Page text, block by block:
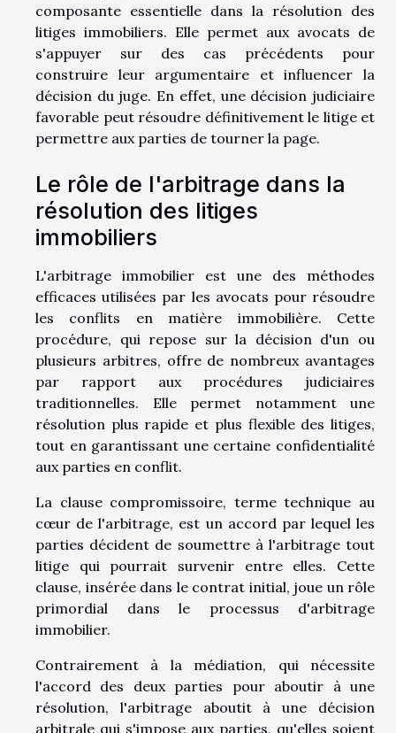
composante essentielle dans la résolution des
litiges immobiliers. Elle permet aux avocats de
s'appuyer sur des cas précédents pour
construire leur argumentaire et influencer la
décision du juge. En effet, une décision judiciaire
favorable peut résoudre définitivement le litige et
permettre aux parties de tourner la page.
Le rôle de l'arbitrage dans la
résolution des litiges
immobiliers
L'arbitrage immobilier est une des méthodes
efficaces utilisées par les avocats pour résoudre
les conflits en matière immobilière. Cette
procédure, qui repose sur la décision d'un ou
plusieurs arbitres, offre de nombreux avantages
par rapport aux procédures judiciaires
traditionnelles. Elle permet notamment une
résolution plus rapide et plus flexible des litiges,
tout en garantissant une certaine confidentialité
aux parties en conflit.
La clause compromissoire, terme technique au
cœur de l'arbitrage, est un accord par lequel les
parties décident de soumettre à l'arbitrage tout
litige qui pourrait survenir entre elles. Cette
clause, insérée dans le contrat initial, joue un rôle
primordial dans le processus d'arbitrage
immobilier.
Contrairement à la médiation, qui nécessite
l'accord des deux parties pour aboutir à une
résolution, l'arbitrage aboutit à une décision
arbitrale qui s'impose aux parties, qu'elles soient